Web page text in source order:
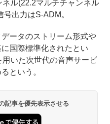
ル(22.2マルチチャンネル
出力はS-ADM。
ータのストリーム形式や
国際標準化されたとい
いた次世代の音声サービ
という。
記事を優先表示させる